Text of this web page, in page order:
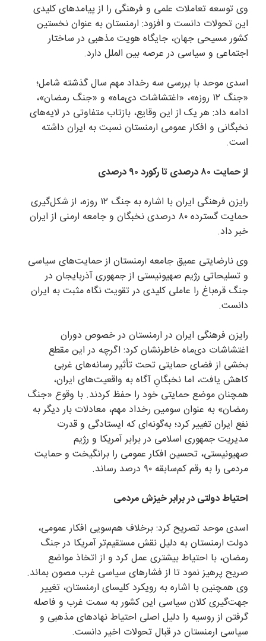
وی توسعه تعاملات علمی و فرهنگی را از پیامدهای کلیدی
این تحولات دانست و افزود: ارمنستان به عنوان نخستین
کشور مسیحی جهان، جایگاه هویت مذهبی در ساختار
اجتماعی و سیاسی در عرصه بین الملل دارد.
اسدی موحد با بررسی سه رخداد مهم سال گذشته شامل؛
«جنگ ۱۲ روزه»، «اغتشاشات دی‌ماه» و «جنگ رمضان»،
ادامه داد: هر یک از این وقایع، بازتاب متفاوتی در لایه‌های
نخبگانی و افکار عمومی ارمنستان نسبت به ایران داشته
است.
از حمایت ۸۰ درصدی تا رکورد ۹۰ درصدی
رایزن فرهنگی ایران با اشاره به جنگ ۱۲ روزه، از شکل‌گیری
حمایت گسترده ۸۰ درصدی نخبگان و جامعه ارمنی از ایران
خبر داد.
وی نارضایتی عمیق جامعه ارمنستان از حمایت‌های سیاسی
و تسلیحاتی رژیم صهیونیستی از جمهوری آذربایجان در
جنگ قره‌باغ را عاملی کلیدی در تقویت نگاه مثبت به ایران
دانست.
رایزن فرهنگی ایران در ارمنستان در خصوص دوران
اغتشاشات دی‌ماه خاطرنشان کرد: اگرچه در این مقطع
بخشی از فضای حمایتی تحت تأثیر رسانه‌های غربی
کاهش یافت، اما نخبگانِ آگاه به واقعیت‌های ایران،
همچنان موضع حمایتی خود را حفظ کردند. با وقوع «جنگ
رمضان» به عنوان سومین رخداد مهم، معادلات بار دیگر به
نفع ایران تغییر کرد؛ به‌گونه‌ای که ایستادگی و قدرت
مدیریت جمهوری اسلامی در برابر آمریکا و رژیم
صهیونیستی، تحسین افکار عمومی را برانگیخت و حمایت
مردمی را به رقم کم‌سابقه ۹۰ درصد رساند.
احتیاط دولتی در برابر خیزش مردمی
اسدی موحد تصریح کرد: برخلاف هم‌سویی افکار عمومی،
دولت ارمنستان به دلیل نقش مستقیم‌تر آمریکا در جنگ
رمضان، با احتیاط بیشتری عمل کرد و از اتخاذ مواضع
صریح پرهیز نمود تا از فشارهای سیاسی غرب مصون بماند.
وی همچنین با اشاره به رویکرد کلیسای ارمنستان، تغییر
جهت‌گیری کلان سیاسی این کشور به سمت غرب و فاصله
گرفتن از روسیه را دلیل اصلی احتیاط نهادهای مذهبی و
سیاسی ارمنستان در قبال تحولات اخیر دانست.